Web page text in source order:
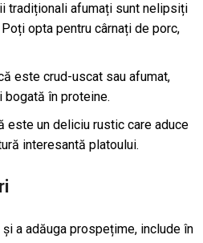
tradiționali afumați sunt nelipsiți
opta pentru cârnați de porc,
este crud-uscat sau afumat,
bogată în proteine.
este un deliciu rustic care aduce
interesantă platoului.
a adăuga prospețime, include în